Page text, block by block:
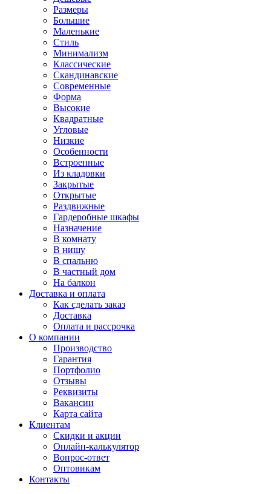
Размеры
Большие
Маленькие
Стиль
Минимализм
Классические
Скандинавские
Современные
Форма
Высокие
Квадратные
Угловые
Низкие
Особенности
Встроенные
Из кладовки
Закрытые
Открытые
Раздвижные
Гардеробные шкафы
Назначение
В комнату
В нишу
В спальню
В частный дом
На балкон
Доставка и оплата
Как сделать заказ
Доставка
Оплата и рассрочка
О компании
Производство
Гарантия
Портфолио
Отзывы
Реквизиты
Вакансии
Карта сайта
Клиентам
Скидки и акции
Онлайн-калькулятор
Вопрос-ответ
Оптовикам
Контакты